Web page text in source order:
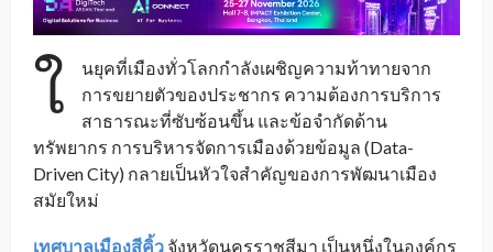
ใ
นยุคที่เมืองทั่วโลกกำลังเผชิญความท้าทายจาก
การขยายตัวของประชากร ความต้องการบริการ
สาธารณะที่ซับซ้อนขึ้น และข้อจำกัดด้าน
ทรัพยากร การบริหารจัดการเมืองด้วยข้อมูล (Data-
Driven City) กลายเป็นหัวใจสำคัญของการพัฒนาเมือง
สมัยใหม่
เทศบาลเมืองสีคิ้ว จังหวัดนครราชสีมา เป็นหนึ่งในองค์กร